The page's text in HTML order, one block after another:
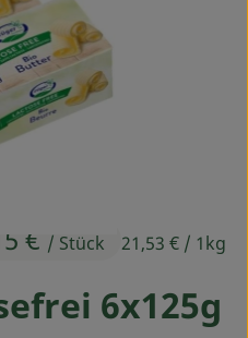
6x125g
€ / Stück 21,53 € / 1kg